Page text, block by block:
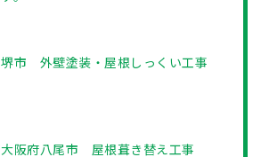
堺市 外壁塗装・屋根しっくい工事
大阪府八尾市 屋根葺き替え工事